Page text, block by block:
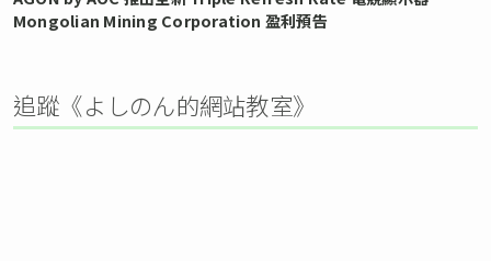
Mongolian Mining Corporation 盈利預告
追蹤《よしのん的網站教室》